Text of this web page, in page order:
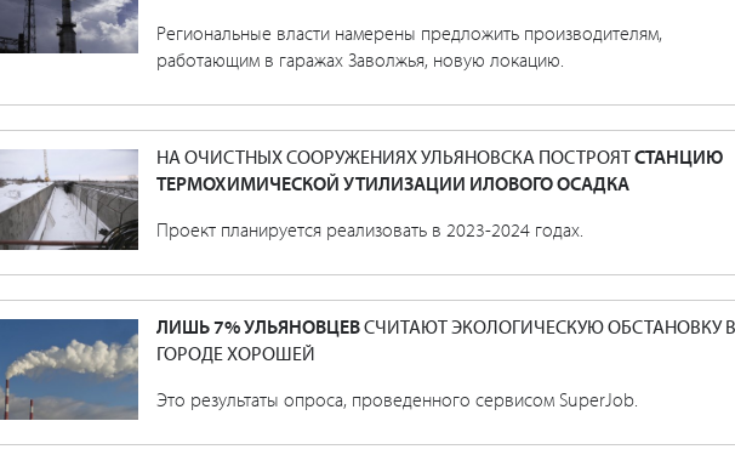
Региональные власти намерены предложить производителям,
работающим в гаражах Заволжья, новую локацию.
НА ОЧИСТНЫХ СООРУЖЕНИЯХ УЛЬЯНОВСКА ПОСТРОЯТСТАНЦИЮ
ТЕРМОХИМИЧЕСКОЙ УТИЛИЗАЦИИ ИЛОВОГО ОСАДКА
Проект планируется реализовать в 2023-2024 годах.
ЛИШЬ 7% УЛЬЯНОВЦЕВСЧИТАЮТ ЭКОЛОГИЧЕСКУЮ ОБСТАНОВКУ В
ГОРОДЕ ХОРОШЕЙ
Это результаты опроса, проведенного сервисом SuperJob.